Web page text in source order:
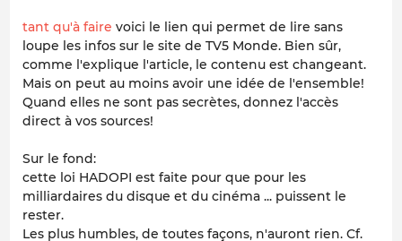
tant qu'à faire voici le lien qui permet de lire sans
loupe les infos sur le site de TV5 Monde. Bien sûr,
comme l'explique l'article, le contenu est changeant.
Mais on peut au moins avoir une idée de l'ensemble!
Quand elles ne sont pas secrètes, donnez l'accès
direct à vos sources!
Sur le fond:
cette loi HADOPI est faite pour que pour les
milliardaires du disque et du cinéma ... puissent le
rester.
Les plus humbles, de toutes façons, n'auront rien. Cf.